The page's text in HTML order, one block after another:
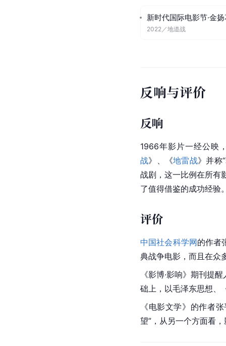
新时代国际电影节·金
2022／地道战
反响与评价
反响
1966年影片一经公映
战》、《地雷战》并称
战剧，这一比例在所有
了值得借鉴的成功经验
评价
中国社会科学网的作者
典战争电影，而且在众
《影博·影响》期刊提
础上，以毛泽东思想 、
《电影文学》的作者张
望”，从另一个方面看